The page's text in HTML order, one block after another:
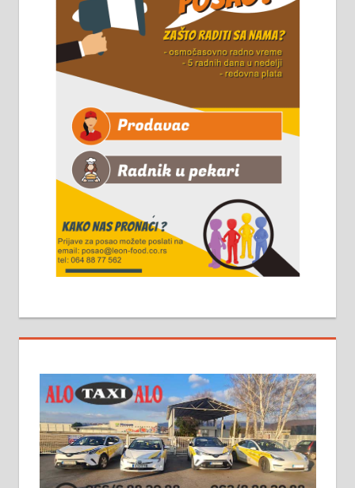
Чистим све врсте димњака.
061/32-13-445